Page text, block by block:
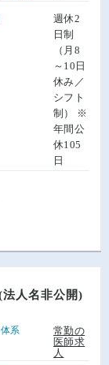
週休2
日制
（月8
～10日
休み／
シフト
制） ※
年間公
休105
日
法人名非公開)
系
常勤の
医師求
人